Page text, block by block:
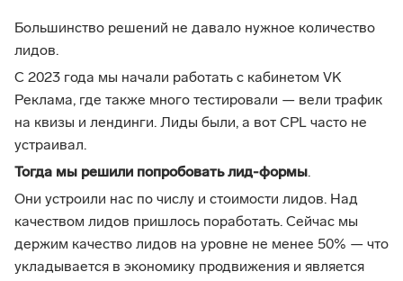
Большинство решений не давало нужное количество
лидов.
С 2023 года мы начали работать с кабинетом VK
Реклама, где также много тестировали — вели трафик
на квизы и лендинги. Лиды были, а вот CPL часто не
устраивал.
Тогда мы решили попробовать лид-формы.
Они устроили нас по числу и стоимости лидов. Над
качеством лидов пришлось поработать. Сейчас мы
держим качество лидов на уровне не менее 50% — что
укладывается в экономику продвижения и является